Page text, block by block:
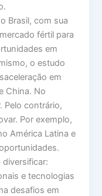
Brasil, com sua
fértil para
em
o estudo
em
China. No
Pelo contrário,
Por exemplo,
América Latina e
e tecnologias
desafios em